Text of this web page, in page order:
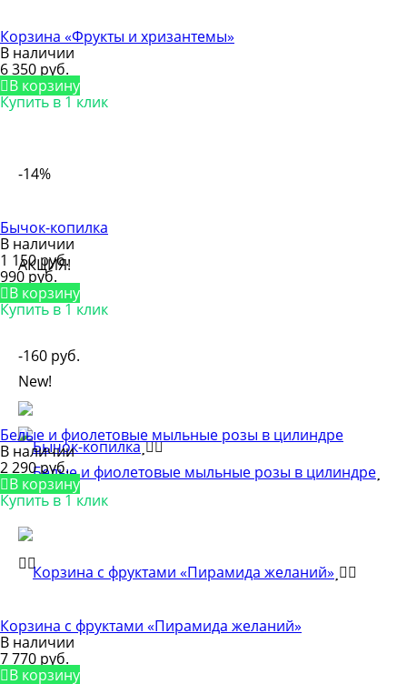
Корзина «Фрукты и хризантемы»
В наличии
6 350 руб.
В корзину
Купить в 1 клик
-14%
АКЦИЯ!
-160 руб.
Бычок-копилка
В наличии
1 150 руб.
990 руб.
В корзину
Купить в 1 клик
New!
Белые и фиолетовые мыльные розы в цилиндре
В наличии
2 290 руб.
В корзину
Купить в 1 клик
Корзина с фруктами «Пирамида желаний»
В наличии
7 770 руб.
В корзину